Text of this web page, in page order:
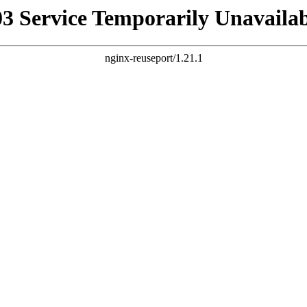
Service Temporarily
nginx-reuseport/1.21.1